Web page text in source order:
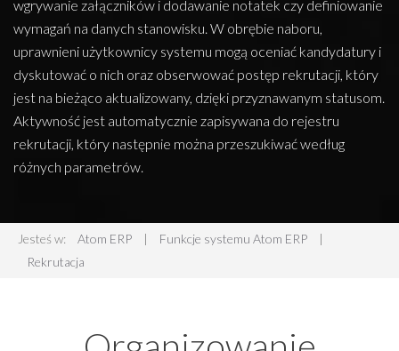
wgrywanie załączników i dodawanie notatek czy definiowanie
wymagań na danych stanowisku. W obrębie naboru,
uprawnieni użytkownicy systemu mogą oceniać kandydatury i
dyskutować o nich oraz obserwować postęp rekrutacji, który
jest na bieżąco aktualizowany, dzięki przyznawanym statusom.
Aktywność jest automatycznie zapisywana do rejestru
rekrutacji, który następnie można przeszukiwać według
różnych parametrów.
Jesteś w: Atom ERP | Funkcje systemu Atom ERP
|
Rekrutacja